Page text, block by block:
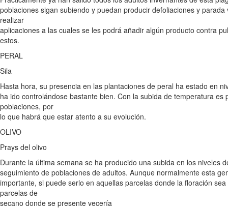
poblaciones sigan subiendo y puedan producir defoliaciones y
realizar
aplicaciones a las cuales se les podrá añadir algún producto contra
estos.
PERAL
Sila
Hasta hora, su presencia en las plantaciones de peral ha estado en
ha ido controlándose bastante bien. Con la subida de temperatura es
poblaciones, por
lo que habrá que estar atento a su evolución.
OLIVO
Prays del olivo
Durante la última semana se ha producido una subida en los niveles
seguimiento de poblaciones de adultos. Aunque normalmente esta
importante, si puede serlo en aquellas parcelas donde la floración
parcelas de
secano donde se presente vecería